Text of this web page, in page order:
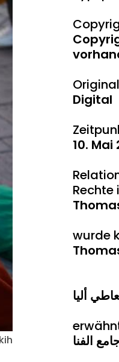
Digital
10. Mai
Rechte
wurde
أليا
الفنا